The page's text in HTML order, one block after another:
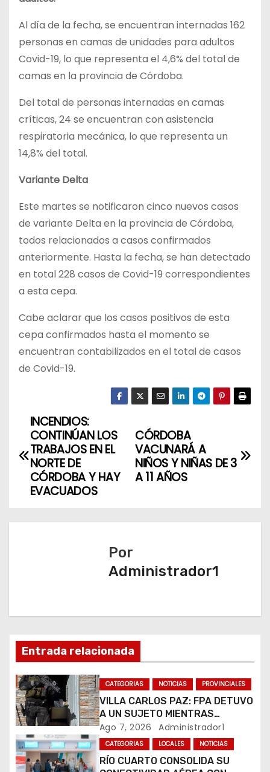
Al día de la fecha, se encuentran internadas 162
personas en camas de unidades para adultos
Covid-19, lo que representa el 4,6% del total de
camas en la provincia de Córdoba.
Del total de personas internadas en camas
críticas, 24 se encuentran con asistencia
respiratoria mecánica, lo que representa un
14,8% del total.
Variante Delta
Este martes se notificaron cinco nuevos casos
de variante Delta en la provincia de Córdoba,
todos relacionados a casos confirmados
anteriormente. Hasta la fecha, se han detectado
en total 228 casos de Covid-19 correspondientes
a esta cepa.
Cabe aclarar que los casos positivos de esta
cepa confirmados hasta el momento se
encuentran contabilizados en el total de casos
de Covid-19.
N
a
g
n
d
e
e
n
CÓRDOBA
VACUNARÁ A
NIÑOS Y NIÑAS DE 3
A 11 AÑOS
INCENDIOS:
CONTINÚAN LOS
TRABAJOS EN EL
NORTE DE
CÓRDOBA Y HAY
EVACUADOS
Por
Administrador1
Entrada relacionada
CATEGORIAS NOTICIAS PROVINCIALES
VILLA CARLOS PAZ: FPA DETUVO
A UN SUJETO MIENTRAS
COMERCIALIZABA COCAÍNA Y
MARIHUANA EN UNA PLAZA
Ago 7, 2026 Administrador1
CATEGORIAS LOCALES NOTICIAS
RÍO CUARTO CONSOLIDA SU